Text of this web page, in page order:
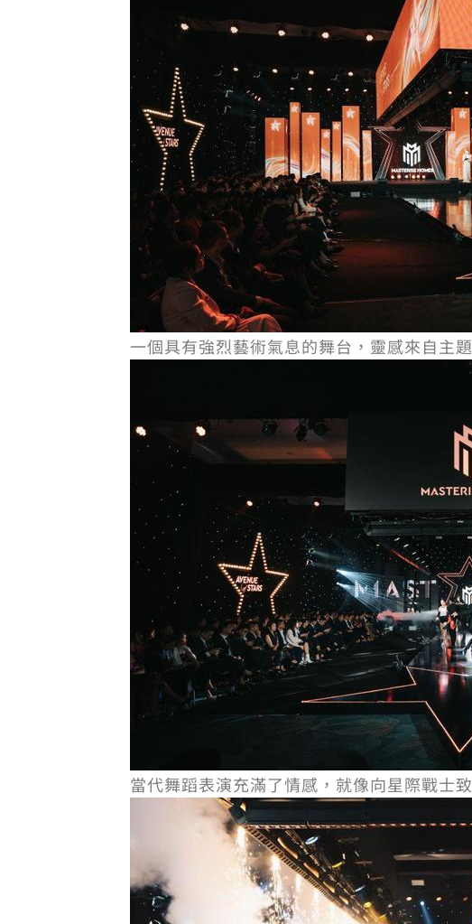
一個具有強烈藝術氣息的舞台，靈感來自主
當代舞蹈表演充滿了情感，就像向星際戰士